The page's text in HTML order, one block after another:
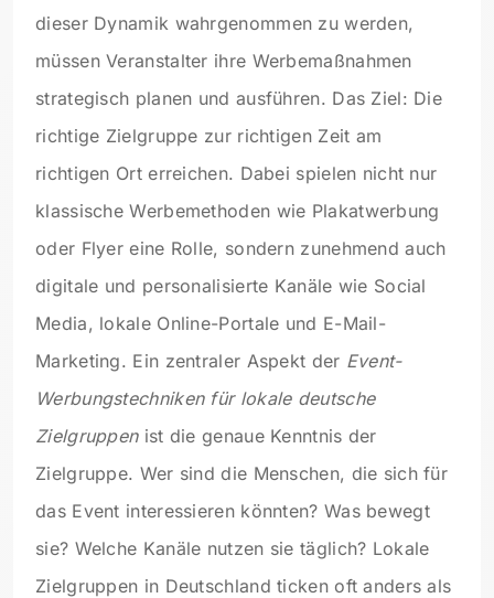
dieser Dynamik wahrgenommen zu werden,
müssen Veranstalter ihre Werbemaßnahmen
strategisch planen und ausführen. Das Ziel: Die
richtige Zielgruppe zur richtigen Zeit am
richtigen Ort erreichen. Dabei spielen nicht nur
klassische Werbemethoden wie Plakatwerbung
oder Flyer eine Rolle, sondern zunehmend auch
digitale und personalisierte Kanäle wie Social
Media, lokale Online-Portale und E-Mail-
Marketing. Ein zentraler Aspekt der Event-
Werbungstechniken für lokale deutsche
Zielgruppenist die genaue Kenntnis der
Zielgruppe. Wer sind die Menschen, die sich für
das Event interessieren könnten? Was bewegt
sie? Welche Kanäle nutzen sie täglich? Lokale
Zielgruppen in Deutschland ticken oft anders als